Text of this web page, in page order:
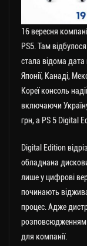
16 вересня
PS5. Там
стала відома
Японії, Канаді,
Кореї консоль
включаючи
грн, а PS 5 Digital
Digital Edition
обладнана
лише у цифрові
починають
процес. Адже
розповсюдженням
для компанії.